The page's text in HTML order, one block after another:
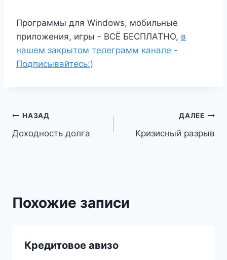
Программы для Windows, мобильные
приложения, игры - ВСЁ БЕСПЛАТНО, в
нашем закрытом телеграмм канале -
Подписывайтесь:)
Навигация
по
НАЗАД
Доходность долга
ДАЛЕЕ
Кризисный разрыв
Похожие записи
Кредитовое авизо